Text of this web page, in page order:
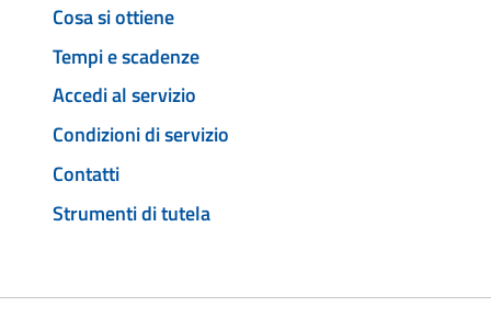
Cosa si ottiene
Tempi e scadenze
Accedi al servizio
Condizioni di servizio
Contatti
Strumenti di tutela